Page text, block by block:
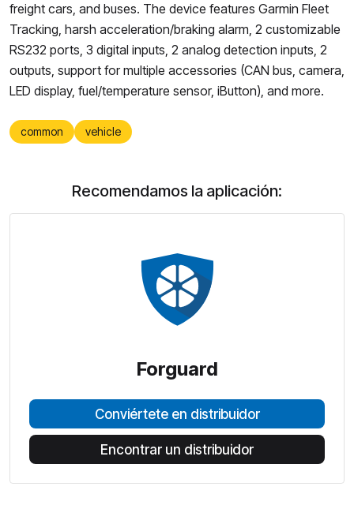
freight cars, and buses. The device features Garmin Fleet
Tracking, harsh acceleration/braking alarm, 2 customizable
RS232 ports, 3 digital inputs, 2 analog detection inputs, 2
outputs, support for multiple accessories (CAN bus, camera,
LED display, fuel/temperature sensor, iButton), and more.
common vehicle
Recomendamos la aplicación:
Forguard
Conviértete en distribuidor
Encontrar un distribuidor